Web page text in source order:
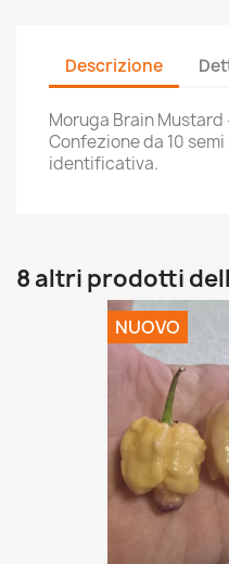
Descrizione
Moruga Brain
Confezione da 10
identificativa.
8 altri prodotti
NUOVO